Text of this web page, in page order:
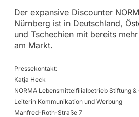
Der expansive Discounter
Nürnberg ist in Deutschland,
und Tschechien mit bereits
am Markt.
Pressekontakt:
Katja Heck
NORMA Lebensmittelfilialbetrieb Stiftung &
Leiterin Kommunikation und Werbung
Manfred-Roth-Straße 7